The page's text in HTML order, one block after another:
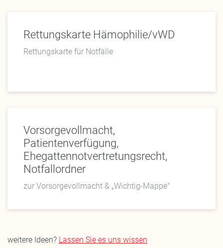
Rettungskarte Hämophilie/vWD
Rettungskarte für Notfälle
Vorsorgevollmacht,
Patientenverfügung,
Ehegattennotvertretungsrecht,
Notfallordner
zur Vorsorgevollmacht & „Wichtig-Mappe"
weitere Ideen? Lassen Sie es uns wissen